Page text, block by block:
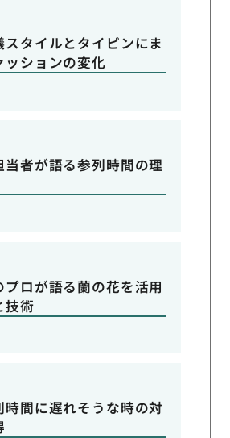
スタイルとタイピンにま
ッションの変化
当者が語る参列時間の理
プロが語る蘭の花を活用
技術
時間に遅れそうな時の対